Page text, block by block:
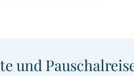
und